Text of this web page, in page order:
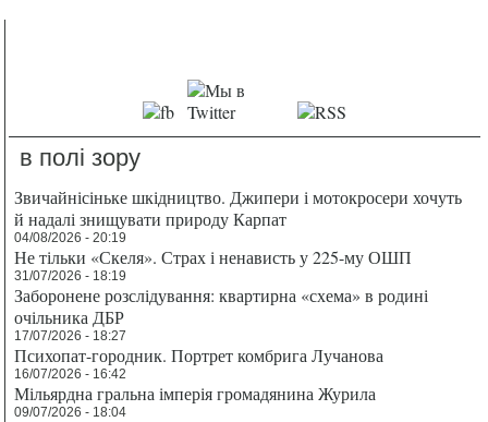
в полі зору
Звичайнісіньке шкідництво. Джипери і мотокросери хочуть
й надалі знищувати природу Карпат
04/08/2026 - 20:19
Не тільки «Скеля». Страх і ненависть у 225-му ОШП
31/07/2026 - 18:19
Заборонене розслідування: квартирна «схема» в родині
очільника ДБР
17/07/2026 - 18:27
Психопат-городник. Портрет комбрига Лучанова
16/07/2026 - 16:42
Мільярдна гральна імперія громадянина Журила
09/07/2026 - 18:04